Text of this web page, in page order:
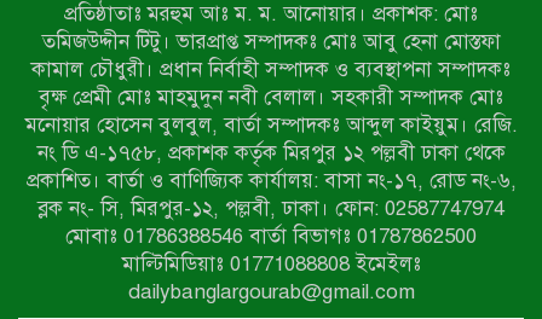
পোরশায় ৭ মাসে ১৯ জনের অপমৃত্যু,
শীর্ষে আত্মহত্যা
হিন্দু বৌদ্ধ খ্রিস্টান কল্যাণ ফ্রন্টের
নীলফামারী কমিটি নিয়ে প্রশ্ন, প্রতিবাদে
সদস্য সচিব
দরিয়ানগরে প্যারাসেইলিং দুর্ঘটনায় পর্যটক
নিহত: হত্যা মামলার প্রধান আসামি ঢাকায়
র‌্যাবের জালে
প্রতিষ্ঠাতাঃ মরহুম আঃ ম. ম. আনোয়ার। প্রকাশক: মোঃ
তমিজউদ্দীন টিটু। ভারপ্রাপ্ত সম্পাদকঃ মোঃ আবু হেনা মোস্তফা
কামাল চৌধুরী। প্রধান নির্বাহী সম্পাদক ও ব্যবস্থাপনা সম্পাদকঃ
বৃক্ষ প্রেমী মোঃ মাহমুদুন নবী বেলাল। সহকারী সম্পাদক মোঃ
মনোয়ার হোসেন বুলবুল, বার্তা সম্পাদকঃ আব্দুল কাইয়ুম। রেজি.
নং ডি এ-১৭৫৮, প্রকাশক কর্তৃক মিরপুর ১২ পল্লবী ঢাকা থেকে
প্রকাশিত। বার্তা ও বাণিজ্যিক কার্যালয়: বাসা নং-১৭, রোড নং-৬,
ব্লক নং- সি, মিরপুর-১২, পল্লবী, ঢাকা। ফোন: 02587747974
মোবাঃ 01786388546 বার্তা বিভাগঃ 01787862500
মাল্টিমিডিয়াঃ 01771088808 ইমেইলঃ
dailybanglargourab@gmail.com